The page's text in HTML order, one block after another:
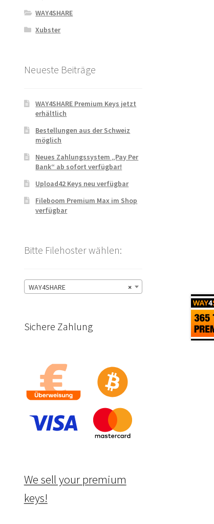
WAY4SHARE
Xubster
Neueste Beiträge
WAY4SHARE Premium Keys jetzt
erhältlich
Bestellungen aus der Schweiz
möglich
Neues Zahlungssystem „Pay Per
Bank“ ab sofort verfügbar!
Upload42 Keys neu verfügbar
Fileboom Premium Max im Shop
verfügbar
Bitte Filehoster wählen:
×
WAY4SHARE
Sichere Zahlung
We sell your premium
keys!